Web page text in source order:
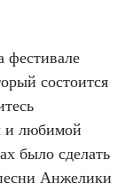
фестивале
состоится
и любимой
было сделать
Анжелики